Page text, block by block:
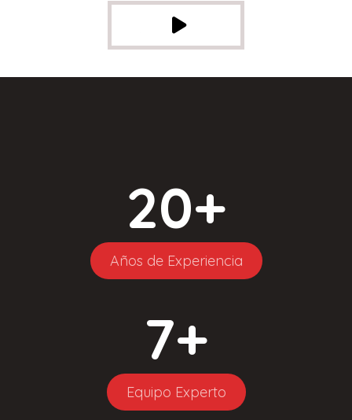
20+
Años de Experiencia
7+
Equipo Experto